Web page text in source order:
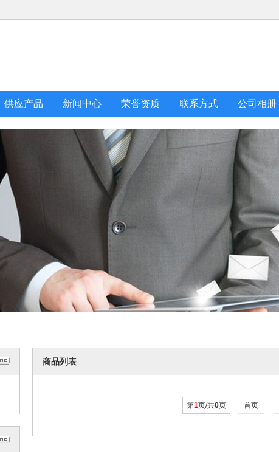
供应产品 新闻中心 荣誉资质 联系方式 公司相册
商品列表
第1页/共0页 首页